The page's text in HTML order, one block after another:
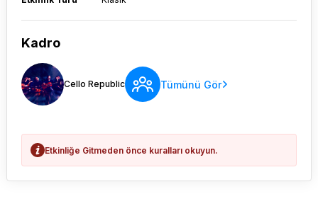
Kadro
Cello Republic Tümünü Gör
Etkinliğe Gitmeden önce kuralları okuyun.